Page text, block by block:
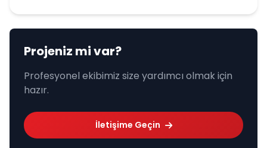
Projeniz mi var?
Profesyonel ekibimiz size yardımcı olmak için
hazır.
İletişime Geçin